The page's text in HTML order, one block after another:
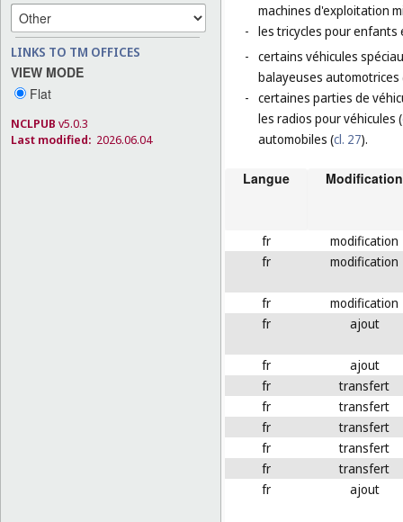
LINKS TO TM OFFICES
VIEW MODE
Flat
NCLPUB v5.0.3
Last modified: 2026.06.04
machines d'exploitation
- les tricycles pour enfants
- certains véhicules
balayeuses automotrices
- certaines parties de
les radios pour véhicules (
automobiles (cl. 27).
Langue Modification
fr
modification
fr
modification
fr
modification
fr
ajout
fr
ajout
fr
transfert
fr
transfert
fr
transfert
fr
transfert
fr
transfert
fr
ajout